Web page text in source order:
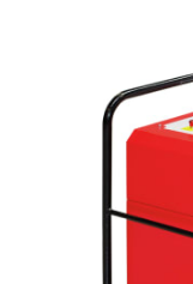
Händlersuche